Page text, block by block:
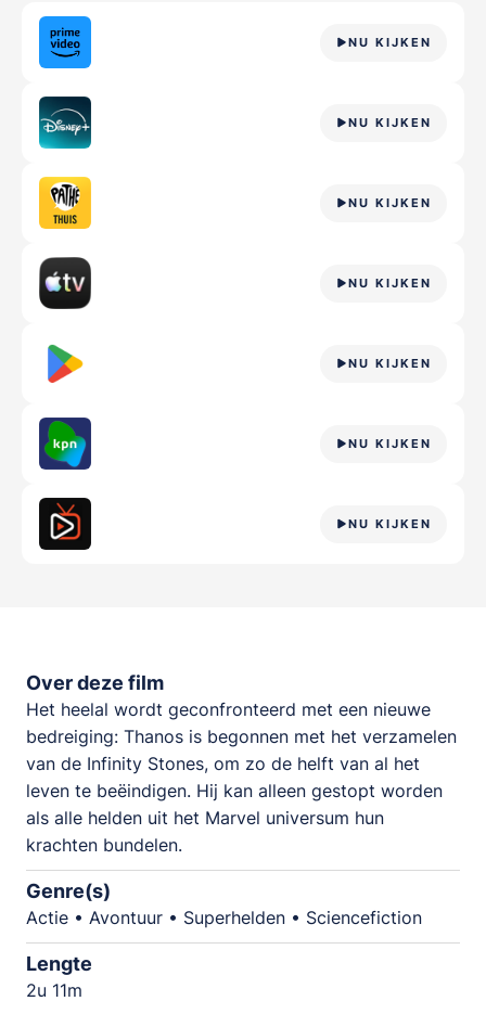
NU KIJKEN
NU KIJKEN
NU KIJKEN
NU KIJKEN
NU KIJKEN
NU KIJKEN
NU KIJKEN
Over deze film
Het heelal wordt geconfronteerd met een nieuwe
bedreiging: Thanos is begonnen met het verzamelen
van de Infinity Stones, om zo de helft van al het
leven te beëindigen. Hij kan alleen gestopt worden
als alle helden uit het Marvel universum hun
krachten bundelen.
Genre(s)
Actie • Avontuur • Superhelden • Sciencefiction
Lengte
2u 11m